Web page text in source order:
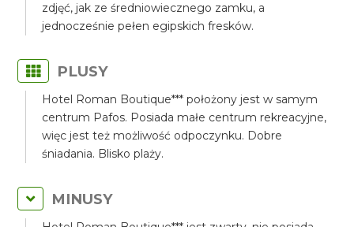
zdjęć, jak ze średniowiecznego zamku, a
jednocześnie pełen egipskich fresków.
PLUSY
Hotel Roman Boutique*** położony jest w samym
centrum Pafos. Posiada małe centrum rekreacyjne,
więc jest też możliwość odpoczynku. Dobre
śniadania. Blisko plaży.
MINUSY